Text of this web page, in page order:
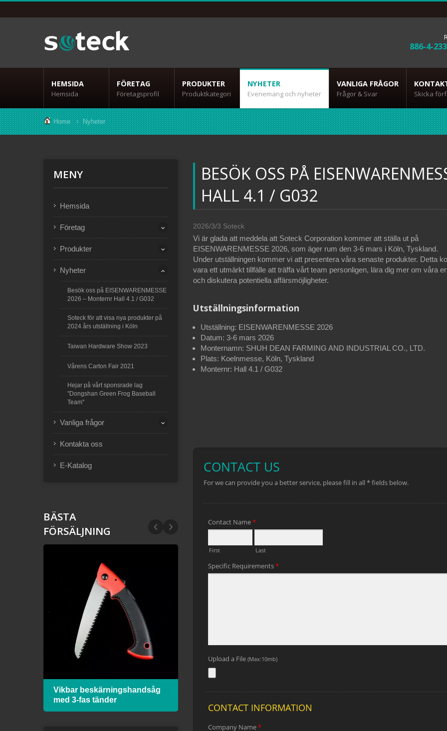
886-4-
HEMSIDA
Hemsida
FÖRETAG
Företagsprofil
PRODUKTER
Produktkategori
NYHETER
Evenemang och nyheter
VANLIGA FRÅGOR
Frågor & Svar Skicka
Home Nyheter
MENY
Hemsida
Företag
Produkter
Nyheter
Besök oss på EISENWARENMESSE
2026 – Monternr Hall 4.1 / G032
Soteck för att visa nya produkter på
2024 års utställning i Köln
Taiwan Hardware Show 2023
Vårens Carton Fair 2021
Hejar på vårt sponsrade lag
"Dongshan Green Frog Baseball
Team"
Vanliga frågor
Kontakta oss
E-Katalog
BÄSTA
FÖRSÄLJNING
Vikbar beskärningshandsåg
med 3-fas tänder
Bågsågsram med HSS
Japansk draghandsåg
BESÖK OSS PÅ
HALL 4.1 / G032
2026/3/3 Soteck
Vi är glada att meddela att Soteck Corporation kommer att ställa ut på
EISENWARENMESSE 2026, som äger rum den 3-6 mars i Köln, Tyskland.
Under utställningen kommer vi att presentera våra senaste produkter. Detta
vara ett utmärkt tillfälle att träffa vårt team personligen, lära dig mer om våra
och diskutera potentiella affärsmöjligheter.
Utställningsinformation
Utställning: EISENWARENMESSE 2026
Datum: 3-6 mars 2026
Monternamn: SHUH DEAN FARMING AND INDUSTRIAL CO., LTD.
Plats: Koelnmesse, Köln, Tyskland
Monternr: Hall 4.1 / G032